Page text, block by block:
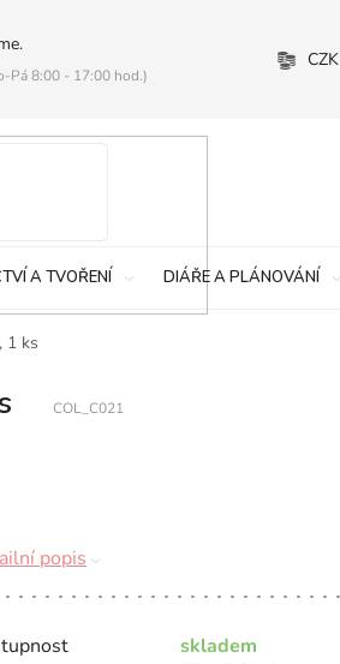
Pá 8:00 - 17:00 hod.)
CZK
A TVOŘENÍ DIÁŘE A PLÁNOVÁNÍ
1 ks
COL_C021
skladem
popis